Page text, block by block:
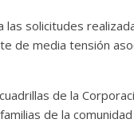
las solicitudes
de media tensión
de la
de la comunidad